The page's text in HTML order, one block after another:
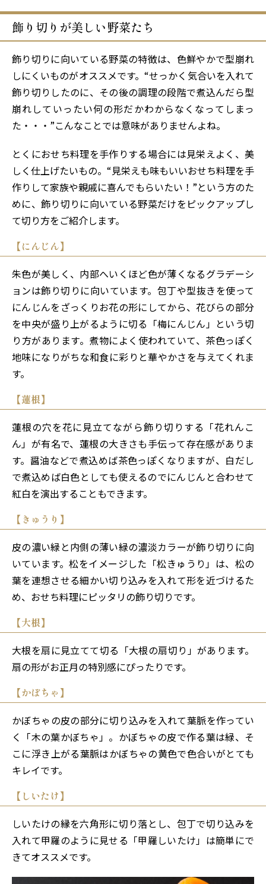
飾り切りが美しい野菜たち
飾り切りに向いている野菜の特徴は、色鮮やかで型崩れ
しにくいものがオススメです。“せっかく気合いを入れて
飾り切りしたのに、その後の調理の段階で煮込んだら型
崩れしていったい何の形だかわからなくなってしまっ
た・・・”こんなことでは意味がありませんよね。
とくにおせち料理を手作りする場合には見栄えよく、美
しく仕上げたいもの。“見栄えも味もいいおせち料理を手
作りして家族や親戚に喜んでもらいたい！”という方のた
めに、飾り切りに向いている野菜だけをピックアップし
て切り方をご紹介します。
【にんじん】
朱色が美しく、内部へいくほど色が薄くなるグラデーシ
ョンは飾り切りに向いています。包丁や型抜きを使って
にんじんをざっくりお花の形にしてから、花びらの部分
を中央が盛り上がるように切る「梅にんじん」という切
り方があります。煮物によく使われていて、茶色っぽく
地味になりがちな和食に彩りと華やかさを与えてくれま
す。
【蓮根】
蓮根の穴を花に見立てながら飾り切りする「花れんこ
ん」が有名で、蓮根の大きさも手伝って存在感がありま
す。醤油などで煮込めば茶色っぽくなりますが、白だし
で煮込めば白色としても使えるのでにんじんと合わせて
紅白を演出することもできます。
【きゅうり】
皮の濃い緑と内側の薄い緑の濃淡カラーが飾り切りに向
いています。松をイメージした「松きゅうり」は、松の
葉を連想させる細かい切り込みを入れて形を近づけるた
め、おせち料理にピッタリの飾り切りです。
【大根】
大根を扇に見立てて切る「大根の扇切り」があります。
扇の形がお正月の特別感にぴったりです。
【かぼちゃ】
かぼちゃの皮の部分に切り込みを入れて葉脈を作ってい
く「木の葉かぼちゃ」。かぼちゃの皮で作る葉は緑、そ
こに浮き上がる葉脈はかぼちゃの黄色で色合いがとても
キレイです。
【しいたけ】
しいたけの縁を六角形に切り落とし、包丁で切り込みを
入れて甲羅のように見せる「甲羅しいたけ」は簡単にで
きてオススメです。